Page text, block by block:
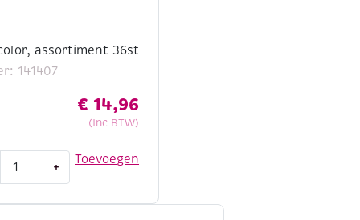
assortiment 36st
141407
€ 14,96
(Inc BTW)
Toevoegen
+